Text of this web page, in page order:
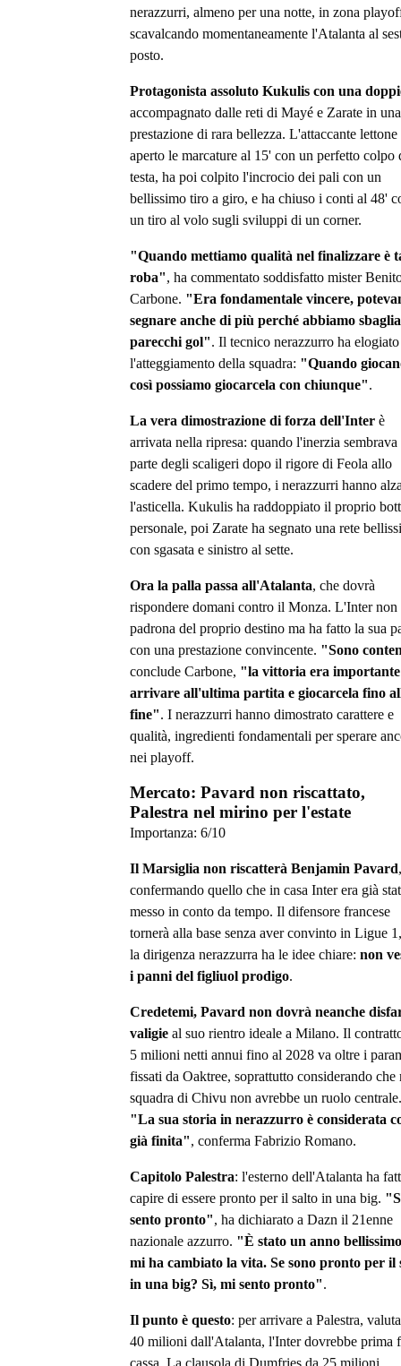
nerazzurri, almeno per una notte, in zona
scavalcando momentaneamente l'Atalanta al
posto.
Protagonista assoluto Kukulis con una
accompagnato dalle reti di Mayé e Zarate in una
prestazione di rara bellezza. L'attaccante lettone
aperto le marcature al 15' con un perfetto colpo
testa, ha poi colpito l'incrocio dei pali con un
bellissimo tiro a giro, e ha chiuso i conti al 48'
un tiro al volo sugli sviluppi di un corner.
"Quando mettiamo qualità nel finalizzare è
roba", ha commentato soddisfatto mister
Carbone. "Era fondamentale vincere,
segnare anche di più perché abbiamo
parecchi gol". Il tecnico nerazzurro ha elogiato
l'atteggiamento della squadra: "Quando
così possiamo giocarcela con chiunque".
La vera dimostrazione di forza dell'Inter è
arrivata nella ripresa: quando l'inerzia sembrava
parte degli scaligeri dopo il rigore di Feola allo
scadere del primo tempo, i nerazzurri hanno
l'asticella. Kukulis ha raddoppiato il proprio
personale, poi Zarate ha segnato una rete
con sgasata e sinistro al sette.
Ora la palla passa all'Atalanta, che dovrà
rispondere domani contro il Monza. L'Inter non
padrona del proprio destino ma ha fatto la sua
con una prestazione convincente. "Sono
conclude Carbone, "la vittoria era
arrivare all'ultima partita e giocarcela fino
fine". I nerazzurri hanno dimostrato carattere e
qualità, ingredienti fondamentali per sperare
nei playoff.
Mercato: Pavard non riscattato,
Palestra nel mirino per l'estate
Importanza: 6/10
Il Marsiglia non riscatterà Benjamin Pavard,
confermando quello che in casa Inter era già
messo in conto da tempo. Il difensore francese
tornerà alla base senza aver convinto in Ligue
la dirigenza nerazzurra ha le idee chiare: non
i panni del figliuol prodigo.
Credetemi, Pavard non dovrà neanche
valigie al suo rientro ideale a Milano. Il
5 milioni netti annui fino al 2028 va oltre i
fissati da Oaktree, soprattutto considerando che
squadra di Chivu non avrebbe un ruolo centrale.
"La sua storia in nerazzurro è considerata
già finita", conferma Fabrizio Romano.
Capitolo Palestra: l'esterno dell'Atalanta ha
capire di essere pronto per il salto in una big.
sento pronto", ha dichiarato a Dazn il 21enne
nazionale azzurro. "È stato un anno
mi ha cambiato la vita. Se sono pronto per il
in una big? Sì, mi sento pronto".
Il punto è questo: per arrivare a Palestra,
40 milioni dall'Atalanta, l'Inter dovrebbe prima
cassa. La clausola di Dumfries da 25 milioni